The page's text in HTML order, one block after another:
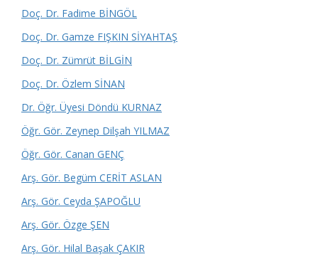
Doç. Dr. Fadime BİNGÖL
Doç. Dr. Gamze FIŞKIN SİYAHTAŞ
Doç. Dr. Zümrüt BİLGİN
Doç. Dr. Özlem SİNAN
Dr. Öğr. Üyesi Döndü KURNAZ
Öğr. Gör. Zeynep Dilşah YILMAZ
Öğr. Gör. Canan GENÇ
Arş. Gör. Begüm CERİT ASLAN
Arş. Gör. Ceyda ŞAPOĞLU
Arş. Gör. Özge ŞEN
Arş. Gör. Hilal Başak ÇAKIR